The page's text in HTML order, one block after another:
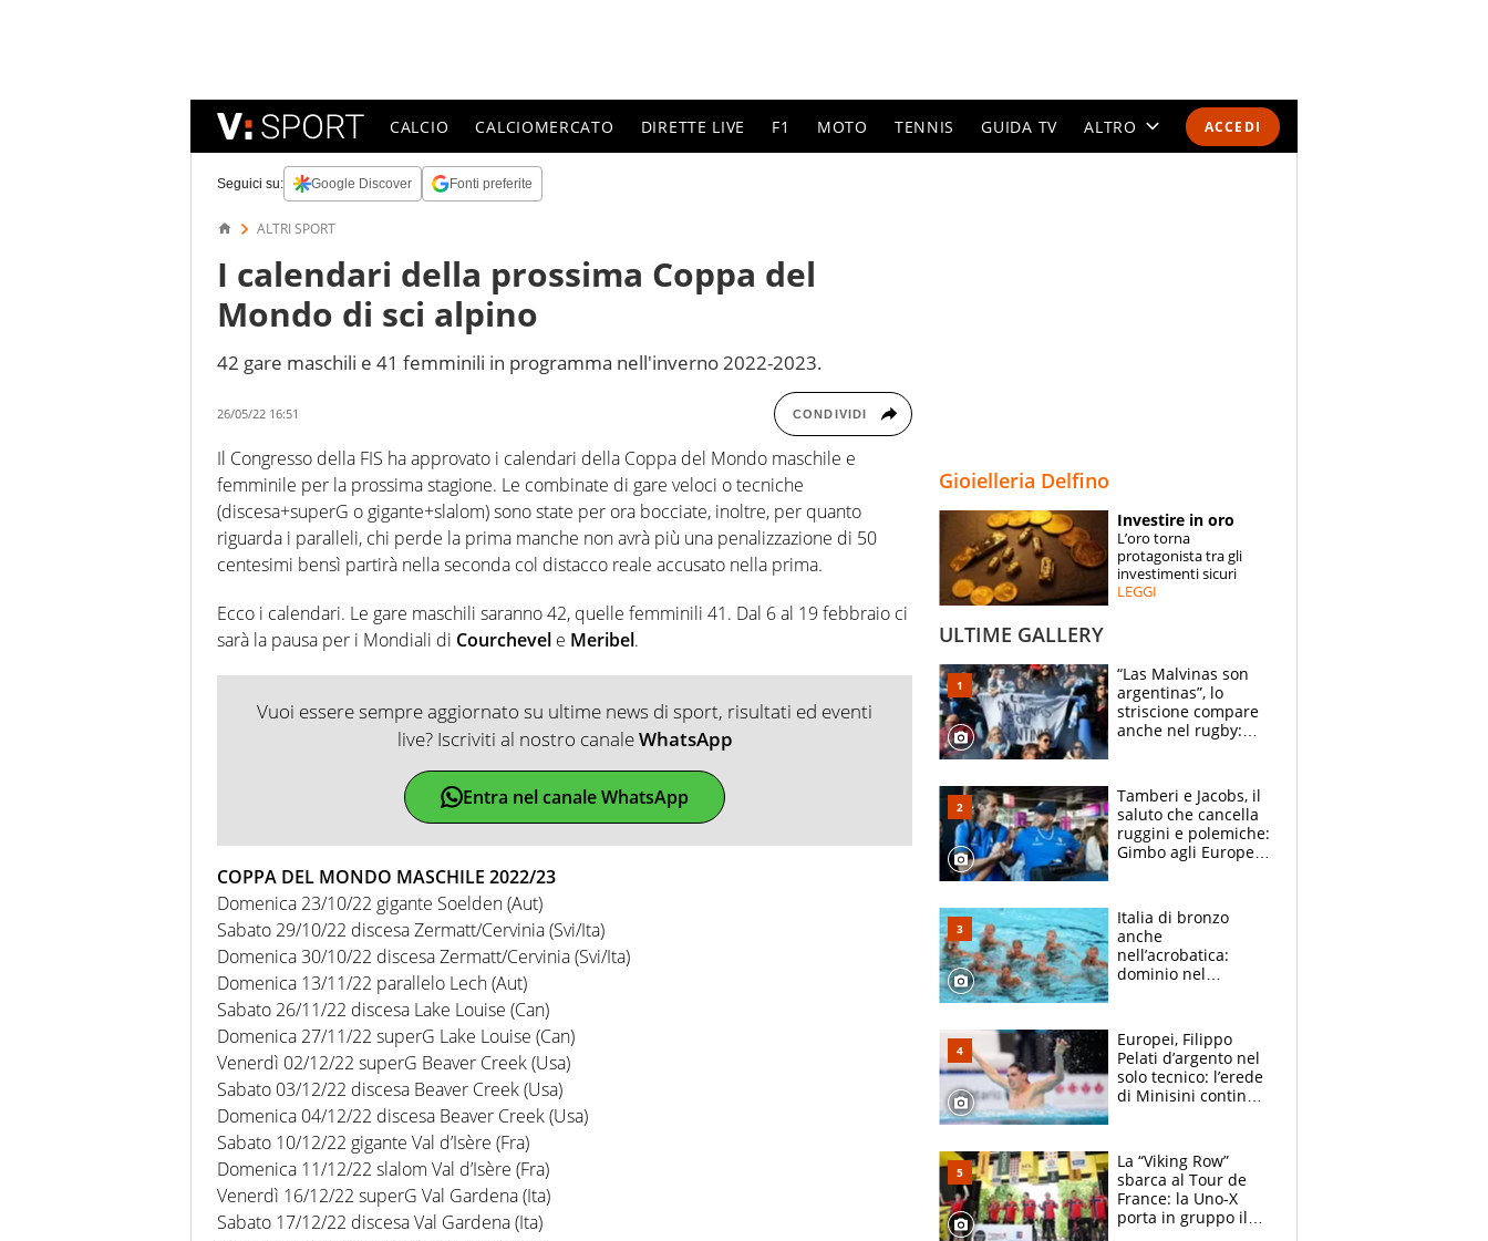
ACCEDI
CALCIO CALCIOMERCATO DIRETTE LIVE F1 MOTO TENNIS GUIDA TV ALTRO
SPECIALI
ESPERTI
Seguici su: Google Discover Fonti preferite
ALTRI SPORT
I calendari della prossima Coppa del
Mondo di sci alpino
42 gare maschili e 41 femminili in programma nell'inverno 2022-2023.
26/05/22 16:51 CONDIVIDI
Il Congresso della FIS ha approvato i calendari della Coppa del Mondo maschile e
femminile per la prossima stagione. Le combinate di gare veloci o tecniche
(discesa+superG o gigante+slalom) sono state per ora bocciate, inoltre, per quanto
riguarda i paralleli, chi perde la prima manche non avrà più una penalizzazione di 50
centesimi bensì partirà nella seconda col distacco reale accusato nella prima.
Ecco i calendari. Le gare maschili saranno 42, quelle femminili 41. Dal 6 al 19 febbraio ci
sarà la pausa per i Mondiali di Courchevel e Meribel.
Vuoi essere sempre aggiornato su ultime news di sport, risultati ed eventi
live? Iscriviti al nostro canaleWhatsApp
Entra nel canale WhatsApp
COPPA DEL MONDO MASCHILE 2022/23
Domenica 23/10/22 gigante Soelden (Aut)
Sabato 29/10/22 discesa Zermatt/Cervinia (Svi/Ita)
Domenica 30/10/22 discesa Zermatt/Cervinia (Svi/Ita)
Domenica 13/11/22 parallelo Lech (Aut)
Sabato 26/11/22 discesa Lake Louise (Can)
Domenica 27/11/22 superG Lake Louise (Can)
Venerdì 02/12/22 superG Beaver Creek (Usa)
Sabato 03/12/22 discesa Beaver Creek (Usa)
Domenica 04/12/22 discesa Beaver Creek (Usa)
Sabato 10/12/22 gigante Val d’Isère (Fra)
Domenica 11/12/22 slalom Val d’Isère (Fra)
Venerdì 16/12/22 superG Val Gardena (Ita)
Sabato 17/12/22 discesa Val Gardena (Ita)
Gioielleria Delfino
Investire in oro
L’oro torna
protagonista tra gli
investimenti sicuri
LEGGI
ULTIME GALLERY
“Las Malvinas son
argentinas”, lo
striscione compare
anche nel rugby:
un caso
Tamberi e Jacobs, il
saluto che cancella
ruggini e polemiche:
Gimbo agli Europei
Italia di bronzo
anche
nell’acrobatica:
dominio nel
e compagni
continuare
Europei, Filippo
Pelati d’argento nel
solo tecnico: l’erede
di Minisini continua
mirino
La “Viking Row”
sbarca al Tour de
France: la Uno-X
porta in gruppo il